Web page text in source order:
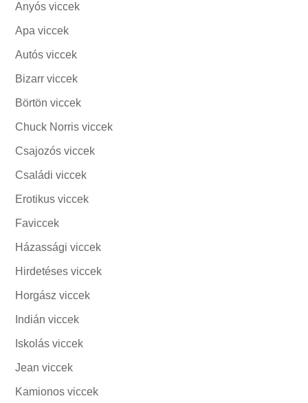
Anyós viccek
Apa viccek
Autós viccek
Bizarr viccek
Börtön viccek
Chuck Norris viccek
Csajozós viccek
Családi viccek
Erotikus viccek
Faviccek
Házassági viccek
Hirdetéses viccek
Horgász viccek
Indián viccek
Iskolás viccek
Jean viccek
Kamionos viccek